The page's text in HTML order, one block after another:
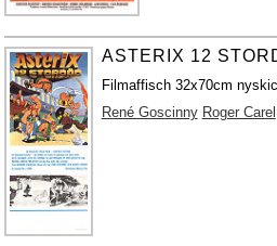
ASTERIX 12
Filmaffisch 32x70cm
René Goscinny Roger Carel